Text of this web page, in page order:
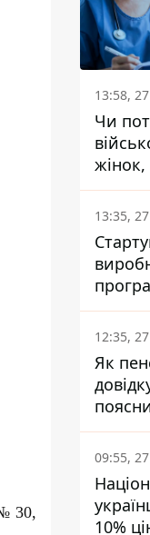
30,
13:58,
Чи
13:35,
через
12:35,
Як
09:55,
10%